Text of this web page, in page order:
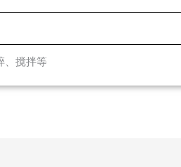
、搅拌等